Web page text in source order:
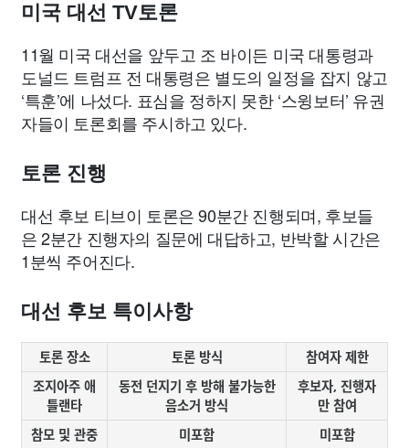
미국 대선 TV토론
11월 미국 대선을 앞두고 조 바이든 미국 대통령과
도널드 트럼프 전 대통령은 별도의 일정을 잡지 않고
‘특훈’에 나섰다. 표심을 정하지 못한 ‘스윙보터’ 유권
자들이 토론회를 주시하고 있다.
토론 진행
대선 후보 티브이 토론은 90분간 진행되며, 후보들
은 2분간 진행자의 질문에 대답하고, 반박할 시간은
1분씩 주어진다.
대선 후보 특이사항
토론 장소 토론 방식
참여자 제한
조지아주 애
틀랜타
동전 던지기 후 방해 불가능한
음소거 방식
후보자, 진행자
만 참여
참모 및 관중
미포함 미포함